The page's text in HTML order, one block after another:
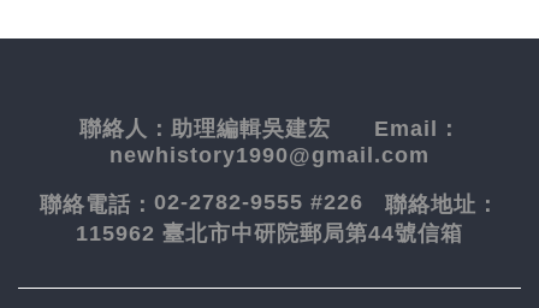
聯絡人： 助理編輯吳建宏 Email：
newhistory1990@gmail.com
聯絡電話： 02-2782-9555 #226 聯絡地址：
115962 臺北市中研院郵局第44號信箱